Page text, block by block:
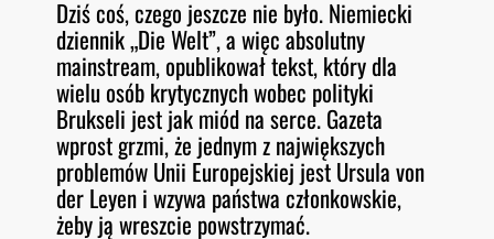
O
D
E
RSS FEED
LINK
EMBED
Dziś coś, czego jeszcze nie było. Niemiecki
dziennik „Die Welt”, a więc absolutny
mainstream, opublikował tekst, który dla
wielu osób krytycznych wobec polityki
Brukseli jest jak miód na serce. Gazeta
wprost grzmi, że jednym z największych
problemów Unii Europejskiej jest Ursula von
der Leyen i wzywa państwa członkowskie,
żeby ją wreszcie powstrzymać.